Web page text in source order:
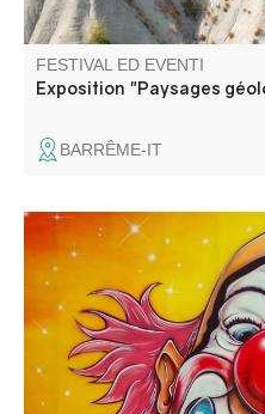
FESTIVAL ED EVENTI
Exposition "Paysages
BARRÊME-IT
Venez applaudir les
funambules.